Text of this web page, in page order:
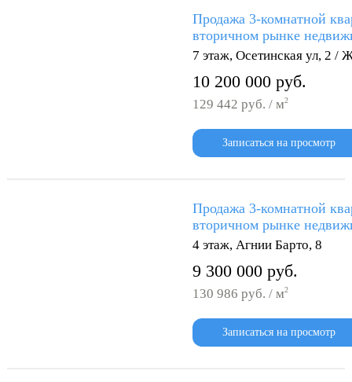
Продажа 3-комнатной
вторичном рынке
7 этаж, Осетинская ул, 2 /
10 200 000 руб.
129 442 руб. / м2
Записаться на просмотр
Продажа 3-комнатной
вторичном рынке
4 этаж, Агнии Барто, 8
9 300 000 руб.
130 986 руб. / м2
Записаться на просмотр